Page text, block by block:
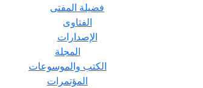
فضيلة المفتى
الفتاوى
الإصدارات
المجلة
الكتب والموسوعات
المؤتمرات